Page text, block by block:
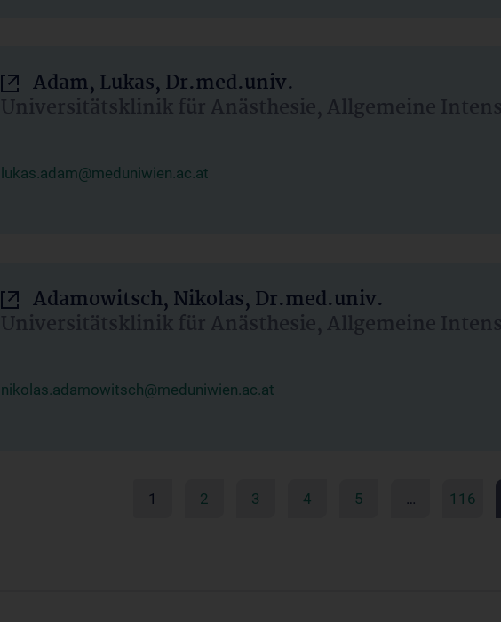
Adam, Lukas, Dr.med.univ.
Universitätsklinik für Anästhesie, Allgemeine
lukas.adam@meduniwien.ac.at
Adamowitsch, Nikolas, Dr.med.univ.
Universitätsklinik für Anästhesie, Allgemeine
nikolas.adamowitsch@meduniwien.ac.at
1 2 3 4 5 … 116